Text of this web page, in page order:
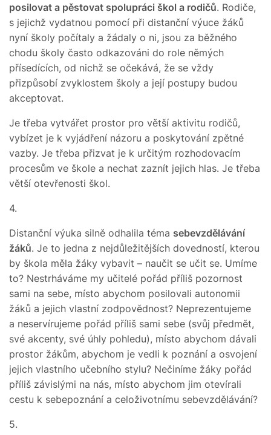
posilovat a pěstovat spolupráci škol a rodičů. Rodiče,
s jejichž vydatnou pomocí při distanční výuce žáků
nyní školy počítaly a žádaly o ni, jsou za běžného
chodu školy často odkazováni do role němých
přísedících, od nichž se očekává, že se vždy
přizpůsobí zvyklostem školy a její postupy budou
akceptovat.
Je třeba vytvářet prostor pro větší aktivitu rodičů,
vybízet je k vyjádření názoru a poskytování zpětné
vazby. Je třeba přizvat je k určitým rozhodovacím
procesům ve škole a nechat zaznít jejich hlas. Je třeba
větší otevřenosti škol.
4.
Distanční výuka silně odhalila téma sebevzdělávání
žáků. Je to jedna z nejdůležitějších dovedností, kterou
by škola měla žáky vybavit – naučit se učit se. Umíme
to? Nestrháváme my učitelé pořád příliš pozornost
sami na sebe, místo abychom posilovali autonomii
žáků a jejich vlastní zodpovědnost? Neprezentujeme
a neservírujeme pořád příliš sami sebe (svůj předmět,
své akcenty, své úhly pohledu), místo abychom dávali
prostor žákům, abychom je vedli k poznání a osvojení
jejich vlastního učebního stylu? Nečiníme žáky pořád
příliš závislými na nás, místo abychom jim otevírali
cestu k sebepoznání a celoživotnímu sebevzdělávání?
5.